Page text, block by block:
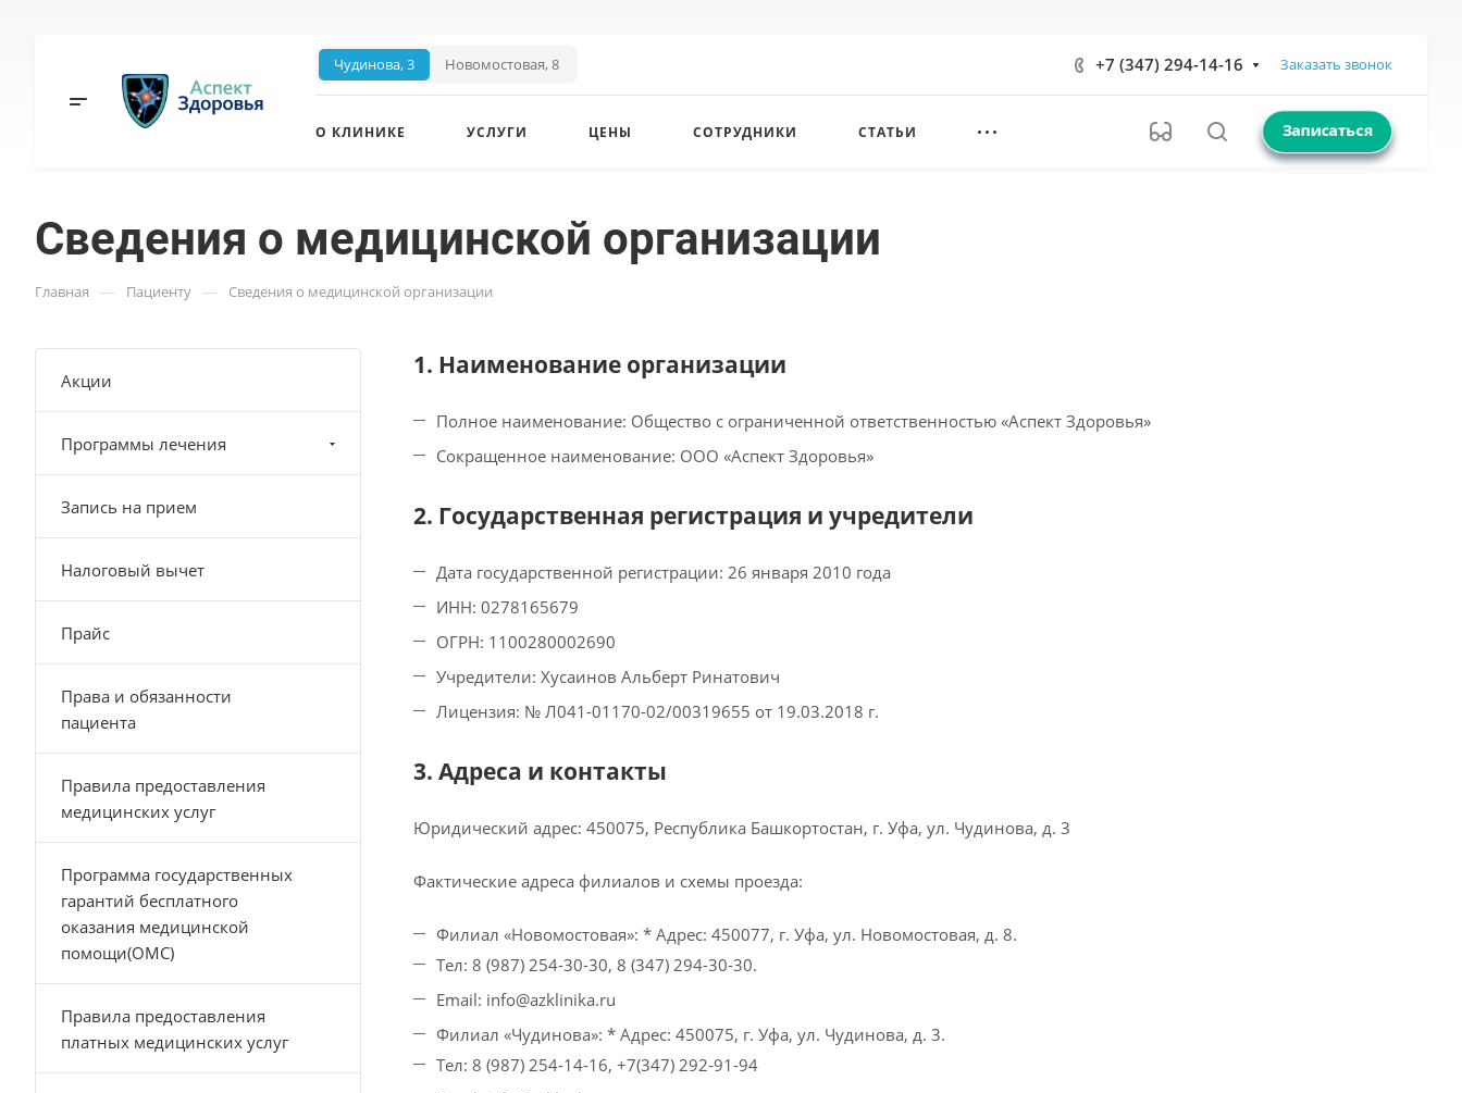
Чудинова, 3 Новомостовая, 8 +7 (347) 294-14-16 Заказать звонок
О КЛИНИКЕ УСЛУГИ ЦЕНЫ СОТРУДНИКИ СТАТЬИ Записаться
Сведения о медицинской организации
Главная — Пациенту — Сведения о медицинской организации
1. Наименование организации
Полное наименование: Общество с ограниченной ответственностью «Аспект Здоровья»
Сокращенное наименование: ООО «Аспект Здоровья»
2. Государственная регистрация и учредители
Дата государственной регистрации: 26 января 2010 года
ИНН: 0278165679
ОГРН: 1100280002690
Учредители: Хусаинов Альберт Ринатович
Лицензия: № Л041-01170-02/00319655 от 19.03.2018 г.
3. Адреса и контакты
Юридический адрес: 450075, Республика Башкортостан, г. Уфа, ул. Чудинова, д. 3
Фактические адреса филиалов и схемы проезда:
Филиал «Новомостовая»: * Адрес: 450077, г. Уфа, ул. Новомостовая, д. 8.
Тел: 8 (987) 254-30-30, 8 (347) 294-30-30.
Email: info@azklinika.ru
Филиал «Чудинова»: * Адрес: 450075, г. Уфа, ул. Чудинова, д. 3.
Тел: 8 (987) 254-14-16, +7(347) 292-91-94
Акции
Программы лечения
Запись на прием
Налоговый вычет
Прайс
Права и обязанности
пациента
Правила предоставления
медицинских услуг
Программа государственных
гарантий бесплатного
оказания медицинской
помощи(ОМС)
Правила предоставления
платных медицинских услуг